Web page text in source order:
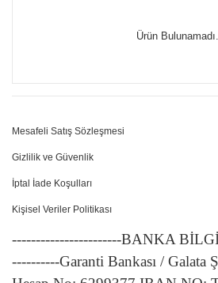
Ürün Bulunamadı.
Mesafeli Satış Sözleşmesi
Gizlilik ve Güvenlik
İptal İade Koşulları
Kişisel Veriler Politikası
-----------------------BANKA
----------Garanti Bankası / Galata